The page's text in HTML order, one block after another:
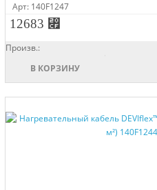
Арт: 140F1247
12683 ⃏
Произв.:
В КОРЗИНУ